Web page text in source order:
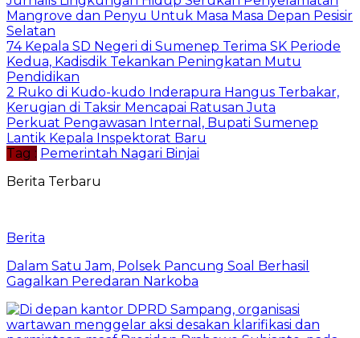
Mangrove dan Penyu Untuk Masa Masa Depan Pesisir
Selatan
74 Kepala SD Negeri di Sumenep Terima SK Periode
Kedua, Kadisdik Tekankan Peningkatan Mutu
Pendidikan
2 Ruko di Kudo-kudo Inderapura Hangus Terbakar,
Kerugian di Taksir Mencapai Ratusan Juta
Perkuat Pengawasan Internal, Bupati Sumenep
Lantik Kepala Inspektorat Baru
Tag : Pemerintah Nagari Binjai
Berita Terbaru
Berita
Dalam Satu Jam, Polsek Pancung Soal Berhasil
Gagalkan Peredaran Narkoba